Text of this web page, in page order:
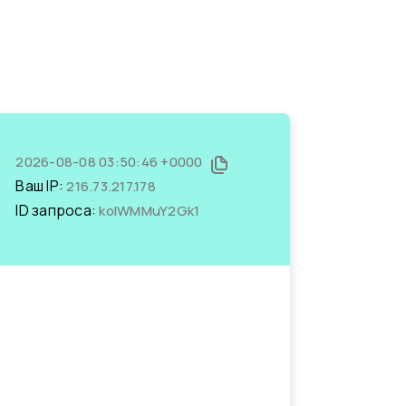
2026-08-08 03:50:46 +0000
Ваш IP:216.73.217.178
ID запроса:koIWMMuY2Gk1